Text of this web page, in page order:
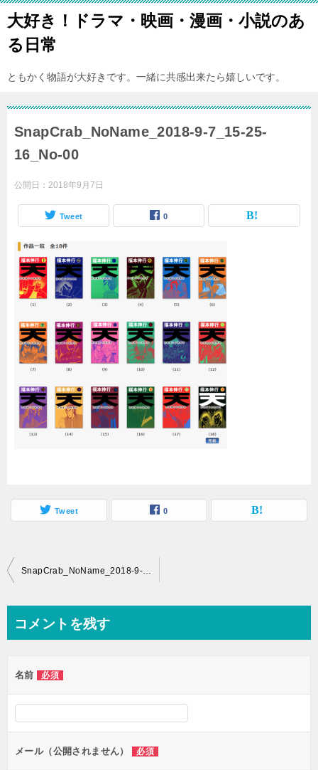
大好き！ドラマ・映画・漫画・小説のあ
る日常
ともかく物語が大好きです。一緒に共感出来たら嬉しいです。
SnapCrab_NoName_2018-9-7_15-25-
16_No-00
公開日： 2018年9月7日
Tweet 0
Tweet 0
投
ビ
ー
シ
ン
SnapCrab_NoName_2018-9-7_15-25-16_No-00
コメントを残す
名前 必須
メール（公開されません） 必須